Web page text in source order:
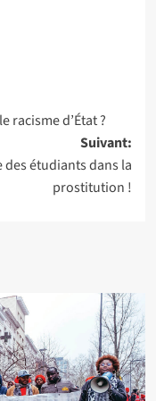
racisme d’État ?
Suivant:
des étudiants dans la
prostitution !